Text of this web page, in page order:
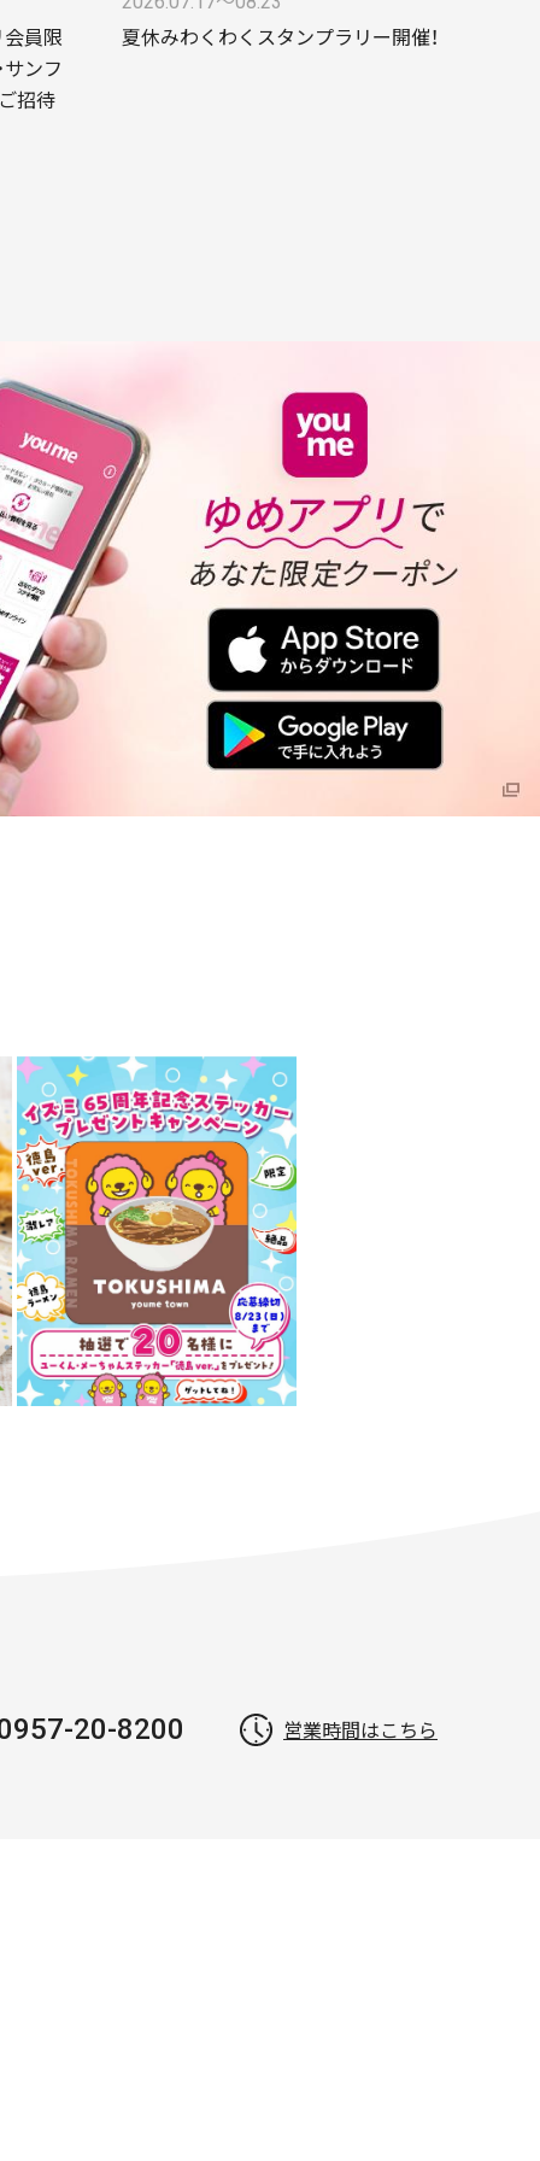
会員限
サンフ
招待
夏休みわくわくスタンプラリー開催！
20-8200 営業時間はこちら